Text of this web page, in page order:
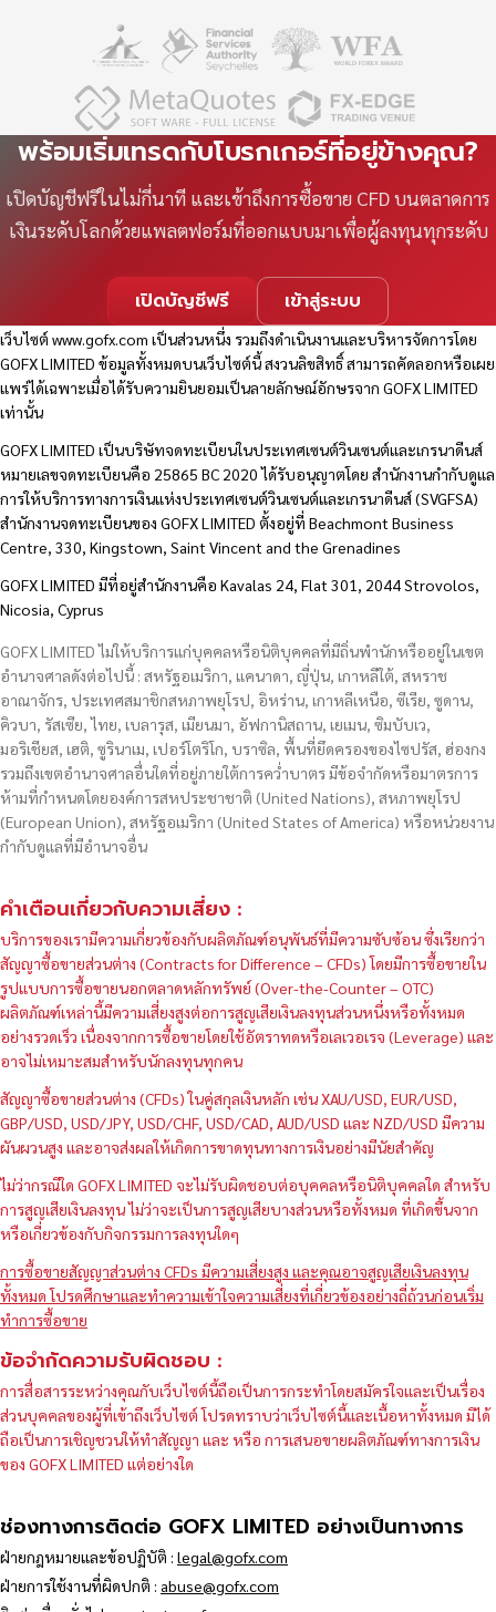
พร้อมเริ่มเทรดกับโบรกเกอร์ที่อยู่ข้างคุณ?
เปิดบัญชีฟรีในไม่กี่นาที และเข้าถึงการซื้อขาย CFD บนตลาดการ
เงินระดับโลกด้วยแพลตฟอร์มที่ออกแบบมาเพื่อผู้ลงทุนทุกระดับ
เปิดบัญชีฟรี เข้าสู่ระบบ
เว็บไซต์www.gofx.com เป็นส่วนหนึ่ง รวมถึงดำเนินงานและบริหารจัดการโดย
GOFX LIMITED ข้อมูลทั้งหมดบนเว็บไซต์นี้ สงวนลิขสิทธิ์ สามารถคัดลอกหรือเผย
แพร่ได้เฉพาะเมื่อได้รับความยินยอมเป็นลายลักษณ์อักษรจาก GOFX LIMITED
เท่านั้น
GOFX LIMITED เป็นบริษัทจดทะเบียนในประเทศเซนต์วินเซนต์และเกรนาดีนส์
หมายเลขจดทะเบียนคือ 25865 BC 2020 ได้รับอนุญาตโดย สำนักงานกำกับดูแล
การให้บริการทางการเงินแห่งประเทศเซนต์วินเซนต์และเกรนาดีนส์ (SVGFSA)
สำนักงานจดทะเบียนของ GOFX LIMITED ตั้งอยู่ที่ Beachmont Business
Centre, 330, Kingstown, Saint Vincent and the Grenadines
GOFX LIMITED มีที่อยู่สำนักงานคือ Kavalas 24, Flat 301, 2044 Strovolos,
Nicosia, Cyprus
GOFX LIMITED ไม่ให้บริการแก่บุคคลหรือนิติบุคคลที่มีถิ่นพำนักหรืออยู่ในเขต
อำนาจศาลดังต่อไปนี้ : สหรัฐอเมริกา, แคนาดา, ญี่ปุ่น, เกาหลีใต้, สหราช
อาณาจักร, ประเทศสมาชิกสหภาพยุโรป, อิหร่าน, เกาหลีเหนือ, ซีเรีย, ซูดาน,
คิวบา, รัสเซีย, ไทย, เบลารุส, เมียนมา, อัฟกานิสถาน, เยเมน, ซิมบับเว,
มอริเชียส, เฮติ, ซูรินาเม, เปอร์โตริโก, บราซิล, พื้นที่ยึดครองของไซปรัส, ฮ่องกง
รวมถึงเขตอำนาจศาลอื่นใดที่อยู่ภายใต้การคว่ำบาตร มีข้อจำกัดหรือมาตรการ
ห้ามที่กำหนดโดยองค์การสหประชาชาติ (United Nations), สหภาพยุโรป
(European Union), สหรัฐอเมริกา (United States of America) หรือหน่วยงาน
กำกับดูแลที่มีอำนาจอื่น
คำเตือนเกี่ยวกับความเสี่ยง :
บริการของเรามีความเกี่ยวข้องกับผลิตภัณฑ์อนุพันธ์ที่มีความซับซ้อน ซึ่งเรียกว่า
สัญญาซื้อขายส่วนต่าง (Contracts for Difference – CFDs) โดยมีการซื้อขายใน
รูปแบบการซื้อขายนอกตลาดหลักทรัพย์ (Over-the-Counter – OTC)
ผลิตภัณฑ์เหล่านี้มีความเสี่ยงสูงต่อการสูญเสียเงินลงทุนส่วนหนึ่งหรือทั้งหมด
อย่างรวดเร็ว เนื่องจากการซื้อขายโดยใช้อัตราทดหรือเลเวอเรจ (Leverage) และ
อาจไม่เหมาะสมสำหรับนักลงทุนทุกคน
สัญญาซื้อขายส่วนต่าง (CFDs) ในคู่สกุลเงินหลัก เช่น XAU/USD, EUR/USD,
GBP/USD, USD/JPY, USD/CHF, USD/CAD, AUD/USD และ NZD/USD มีความ
ผันผวนสูง และอาจส่งผลให้เกิดการขาดทุนทางการเงินอย่างมีนัยสำคัญ
ไม่ว่ากรณีใด GOFX LIMITED จะไม่รับผิดชอบต่อบุคคลหรือนิติบุคคลใด สำหรับ
การสูญเสียเงินลงทุน ไม่ว่าจะเป็นการสูญเสียบางส่วนหรือทั้งหมด ที่เกิดขึ้นจาก
หรือเกี่ยวข้องกับกิจกรรมการลงทุนใดๆ
การซื้อขายสัญญาส่วนต่าง CFDs มีความเสี่ยงสูง และคุณอาจสูญเสียเงินลงทุน
ทั้งหมด โปรดศึกษาและทำความเข้าใจความเสี่ยงที่เกี่ยวข้องอย่างถี่ถ้วนก่อนเริ่ม
ทำการซื้อขาย
ข้อจำกัดความรับผิดชอบ :
การสื่อสารระหว่างคุณกับเว็บไซต์นี้ถือเป็นการกระทำโดยสมัครใจและเป็นเรื่อง
ส่วนบุคคลของผู้ที่เข้าถึงเว็บไซต์ โปรดทราบว่าเว็บไซต์นี้และเนื้อหาทั้งหมด มิได้
ถือเป็นการเชิญชวนให้ทำสัญญา และ หรือ การเสนอขายผลิตภัณฑ์ทางการเงิน
ของ GOFX LIMITED แต่อย่างใด
ช่องทางการติดต่อ GOFX LIMITED อย่างเป็นทางการ
ฝ่ายกฎหมายและข้อปฏิบัติ : legal@gofx.com
ฝ่ายการใช้งานที่ผิดปกติ : abuse@gofx.com